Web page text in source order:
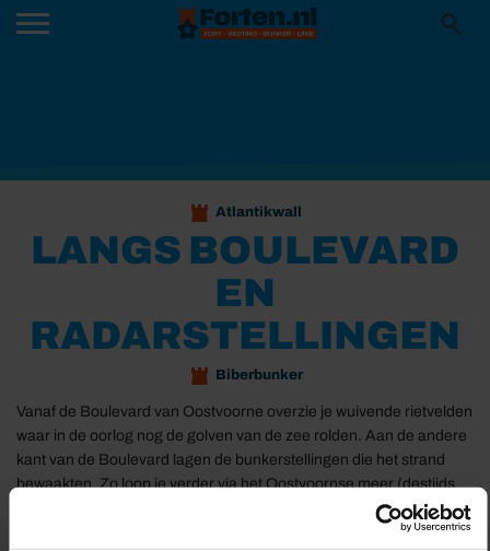
Atlantikwall
LANGS BOULEVARD
EN
RADARSTELLINGEN
Biberbunker
Vanaf de Boulevard van Oostvoorne overzie je wuivende rietvelden
waar in de oorlog nog de golven van de zee rolden. Aan de andere
kant van de Boulevard lagen de bunkerstellingen die het strand
bewaakten. Zo loop je verder via het Oostvoornse meer (destijds
ook zee) en keer je via de duinen terug dwars door de enorme
voormalige radarstelling Biber. Aan het eind van de wandeling